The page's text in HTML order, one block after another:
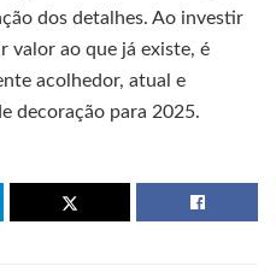
dos detalhes. Ao investir
valor ao que já existe, é
acolhedor, atual e
decoração para 2025.